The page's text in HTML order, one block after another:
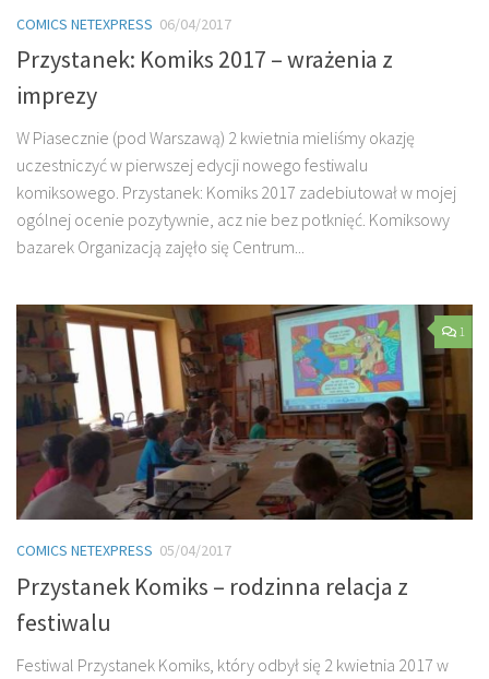
COMICS NETEXPRESS 06/04/2017
Przystanek: Komiks 2017 – wrażenia z
imprezy
W Piasecznie (pod Warszawą) 2 kwietnia mieliśmy okazję
uczestniczyć w pierwszej edycji nowego festiwalu
komiksowego. Przystanek: Komiks 2017 zadebiutował w mojej
ogólnej ocenie pozytywnie, acz nie bez potknięć. Komiksowy
bazarek Organizacją zajęło się Centrum...
1
COMICS NETEXPRESS 05/04/2017
Przystanek Komiks – rodzinna relacja z
festiwalu
Festiwal Przystanek Komiks, który odbył się 2 kwietnia 2017 w